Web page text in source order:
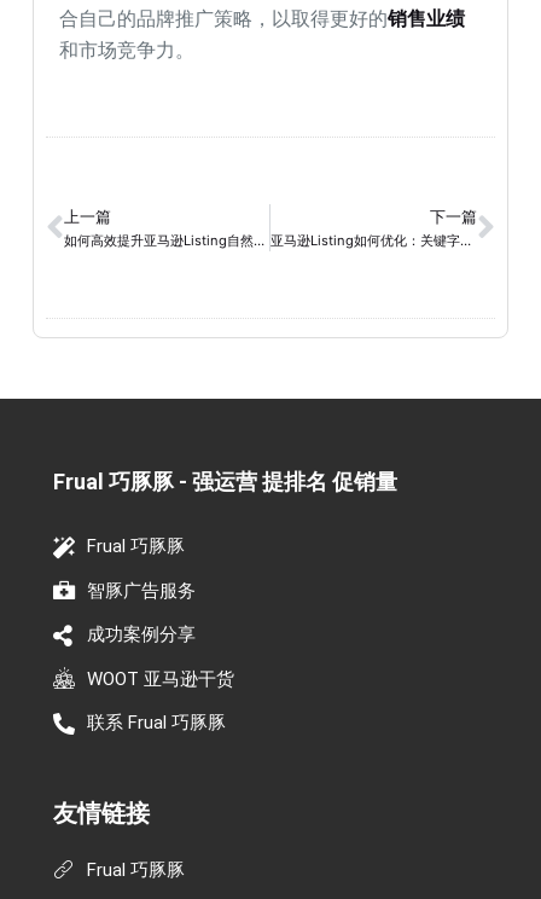
合自己的品牌推广策略，以取得更好的销售业绩
和市场竞争力。
上一篇
如何高效提升亚马逊Listing自然排名？
下一篇
亚马逊Listing如何优化：关键字选择、转化技巧与优化策略
Frual 巧豚豚 - 强运营 提排名 促销量​
Frual 巧豚豚
智豚广告服务
成功案例分享
WOOT 亚马逊干货
联系 Frual 巧豚豚
友情链接
Frual 巧豚豚